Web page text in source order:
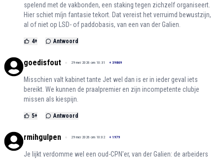
spelend met de vakbonden, een staking tegen zichzelf organiseert.
Hier schiet míjn fantasie tekort. Dat vereist het verruimd bewustzijn,
al of niet op LSD- of paddobasis, van een van der Galien.
4+ Antwoord
goedisfout 29 mei 2026 om 10:31 + 39869
Misschien valt kabinet tante Jet wel dan is er in ieder geval iets
bereikt. We kunnen de praalpremier en zijn incompetente clubje
missen als kiespijn.
5+ Antwoord
rmihgulpen 29 mei 2026 om 10:02 + 1979
Je lijkt verdomme wel een oud-CPN'er, van der Galien: de arbeiders